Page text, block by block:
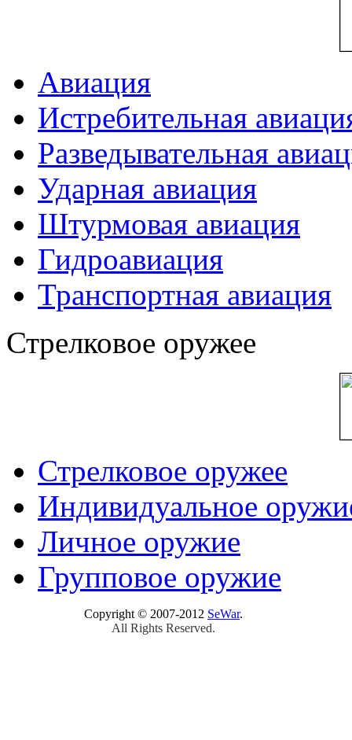
Авиация
Истребительная
Разведывательная
Ударная авиация
Штурмовая авиация
Гидроавиация
Транспортная авиация
Стрелковое оружее
Стрелковое оружее
Индивидуальное
Личное оружие
Групповое оружие
Copyright © 2007-2012 SeWar.
All Rights Reserved.